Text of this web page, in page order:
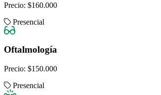
Precio: $160.000
Presencial
Oftalmología
Precio: $150.000
Presencial